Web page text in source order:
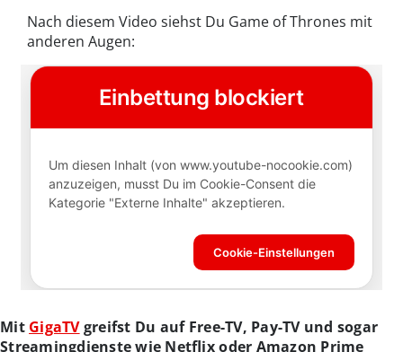
Nach diesem Video siehst Du Game of Thrones mit
anderen Augen:
Mit GigaTVgreifst Du auf Free-TV, Pay-TV und sogar
Streamingdienste wie Netflix oder Amazon Prime